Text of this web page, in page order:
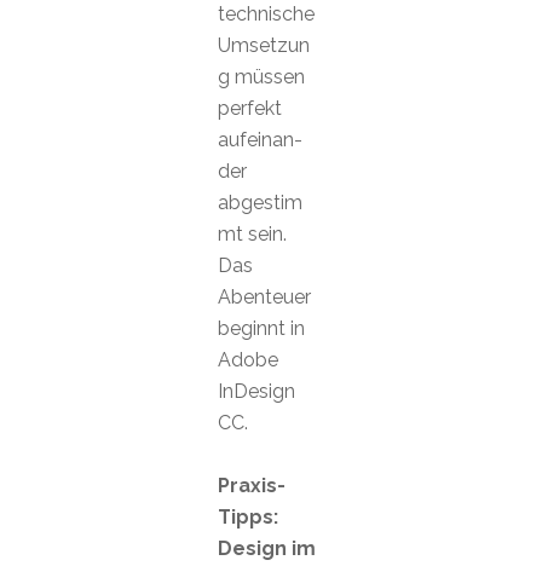
technische
Umsetzun
g müssen
perfekt
aufeinan-
der
abgestim
mt sein.
Das
Abenteuer
beginnt in
Adobe
InDesign
CC.
Praxis-
Tipps:
Design im